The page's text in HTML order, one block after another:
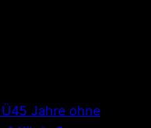
Jahre ohne